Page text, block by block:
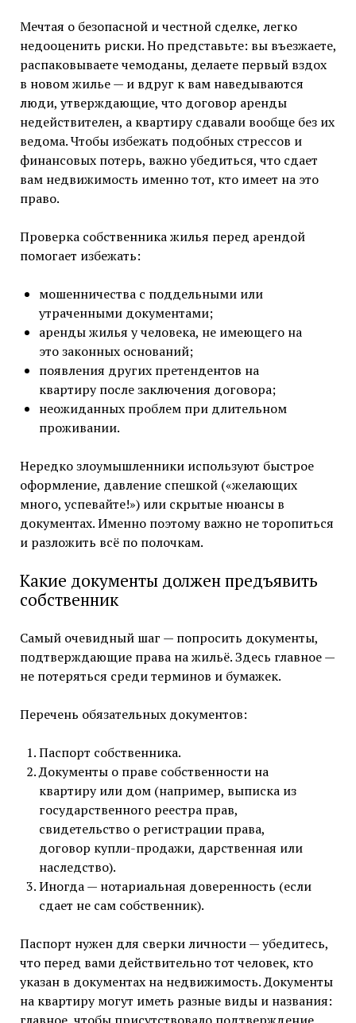
Мечтая о безопасной и честной сделке, легко
недооценить риски. Но представьте: вы въезжаете,
распаковываете чемоданы, делаете первый вздох
в новом жилье — и вдруг к вам наведываются
люди, утверждающие, что договор аренды
недействителен, а квартиру сдавали вообще без их
ведома. Чтобы избежать подобных стрессов и
финансовых потерь, важно убедиться, что сдает
вам недвижимость именно тот, кто имеет на это
право.
Проверка собственника жилья перед арендой
помогает избежать:
мошенничества с поддельными или
утраченными документами;
аренды жилья у человека, не имеющего на
это законных оснований;
появления других претендентов на
квартиру после заключения договора;
неожиданных проблем при длительном
проживании.
Нередко злоумышленники используют быстрое
оформление, давление спешкой («желающих
много, успевайте!») или скрытые нюансы в
документах. Именно поэтому важно не торопиться
и разложить всё по полочкам.
Какие документы должен предъявить
собственник
Самый очевидный шаг — попросить документы,
подтверждающие права на жильё. Здесь главное —
не потеряться среди терминов и бумажек.
Перечень обязательных документов:
Паспорт собственника.
Документы о праве собственности на
квартиру или дом (например, выписка из
государственного реестра прав,
свидетельство о регистрации права,
договор купли-продажи, дарственная или
наследство).
Иногда — нотариальная доверенность (если
сдает не сам собственник).
Паспорт нужен для сверки личности — убедитесь,
что перед вами действительно тот человек, кто
указан в документах на недвижимость. Документы
на квартиру могут иметь разные виды и названия: